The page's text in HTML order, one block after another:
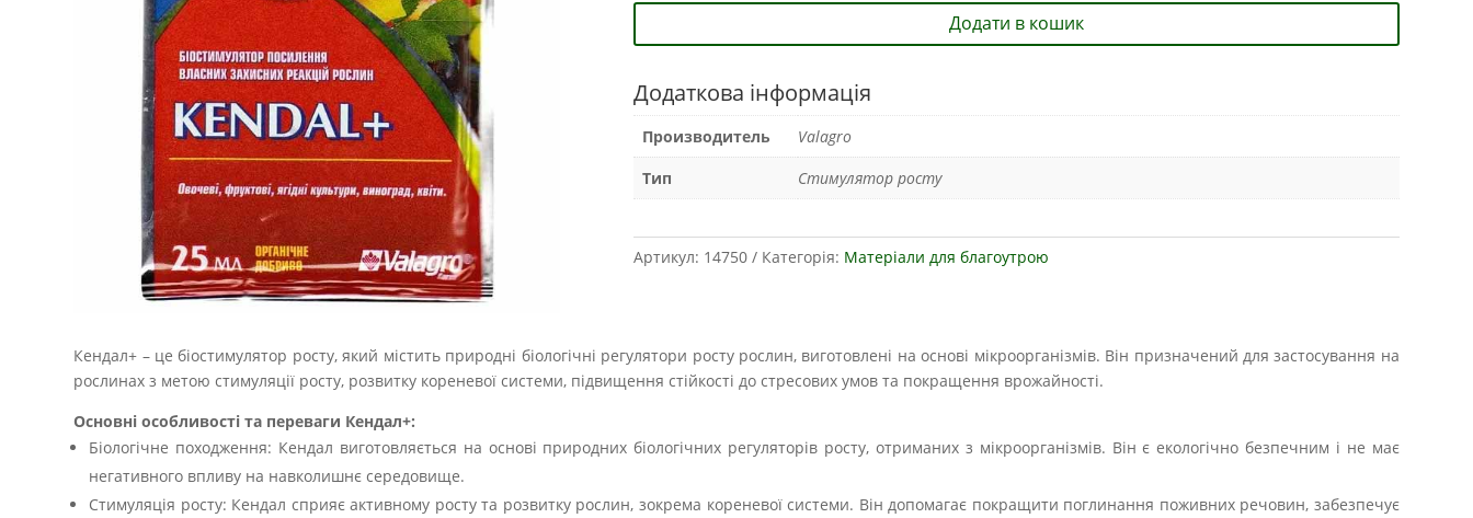
Додати в кошик
Додаткова інформація
Производитель
Valagro
Тип
Стимулятор росту
Артикул: 14750 Категорія: Матеріали для благоутрою
Кендал+ – це біостимулятор росту, який містить природні біологічні регулятори росту рослин, виготовлені на основі мікроорганізмів. Він призначений для застосування на
рослинах з метою стимуляції росту, розвитку кореневої системи, підвищення стійкості до стресових умов та покращення врожайності.
Основні особливості та переваги Кендал+:
Біологічне походження: Кендал виготовляється на основі природних біологічних регуляторів росту, отриманих з мікроорганізмів. Він є екологічно безпечним і не має
негативного впливу на навколишнє середовище.
Стимуляція росту: Кендал сприяє активному росту та розвитку рослин, зокрема кореневої системи. Він допомагає покращити поглинання поживних речовин, забезпечує